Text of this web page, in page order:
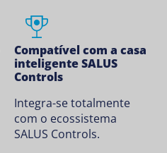
Compatível com a casa
inteligente SALUS
Controls
Integra-se totalmente
com o ecossistema
SALUS Controls.